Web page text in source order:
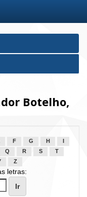
Botelho,
F G H
Q R S
T
Z
letras: